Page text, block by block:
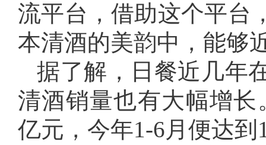
流平台，借助这个平台
本清酒的美韵中，能够
据了解，日餐近几年
清酒销量也有大幅增长
亿元，今年1-6月便达